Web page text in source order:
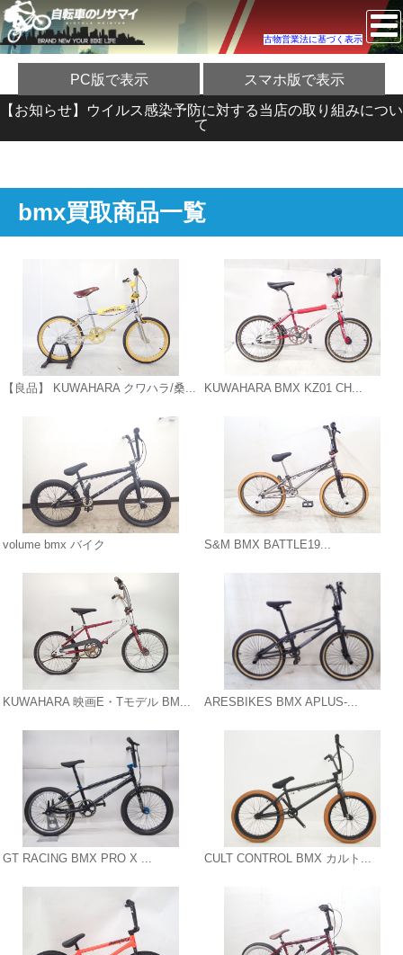
古物営業法に基づく表示
PC版で表示 スマホ版で表示
【お知らせ】ウイルス感染予防に対する当店の取り組みについ
て
bmx買取商品一覧
【良品】 KUWAHARA クワハラ/桑... KUWAHARA BMX KZ01 CH...
volume bmx バイク S&M BMX BATTLE19...
KUWAHARA 映画E・Tモデル BM... ARESBIKES BMX APLUS-...
GT RACING BMX PRO X ... CULT CONTROL BMX カルト...